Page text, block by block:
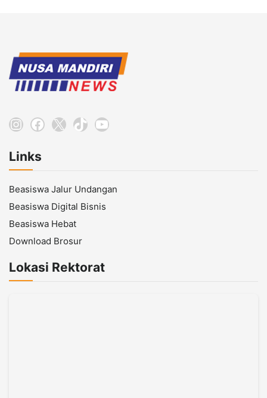
Instagram
Facebook
X TikTokYouTube
Links
Beasiswa Jalur Undangan
Beasiswa Digital Bisnis
Beasiswa Hebat
Download Brosur
Lokasi Rektorat